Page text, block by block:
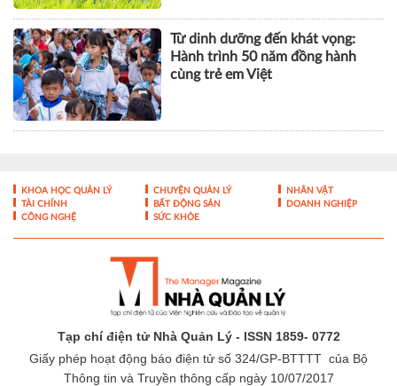
Từ dinh dưỡng đến khát vọng:
Hành trình 50 năm đồng hành
cùng trẻ em Việt
KHOA HỌC QUẢN LÝ CHUYỆN QUẢN LÝ
NHÂN VẬT
TÀI CHÍNH
BẤT ĐỘNG SẢN
DOANH NGHIỆP
CÔNG NGHỆ
SỨC KHỎE
Tạp chí điện tử Nhà Quản Lý - ISSN 1859- 0772
Giấy phép hoạt động báo điện tử số 324/GP-BTTTT của Bộ
Thông tin và Truyền thông cấp ngày 10/07/2017